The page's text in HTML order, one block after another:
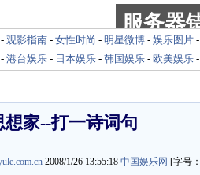
- 观影指南 - 女性时尚 - 明星微博 - 娱乐图片 -
- 港台娱乐 - 日本娱乐 - 韩国娱乐 - 欧美娱乐 -
想家--打一诗词句
2008/1/26 13:55:18 中国娱乐网 [字号：